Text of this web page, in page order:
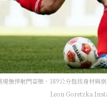
強悍射門姿態，189公分挺拔身材與
Leon Goretzka